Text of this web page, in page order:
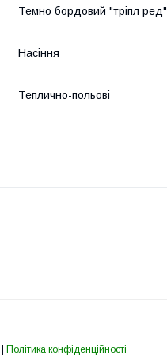
Темно бордовий "тріпл ред"
Насіння
Теплично-польові
| Політика конфіденційності